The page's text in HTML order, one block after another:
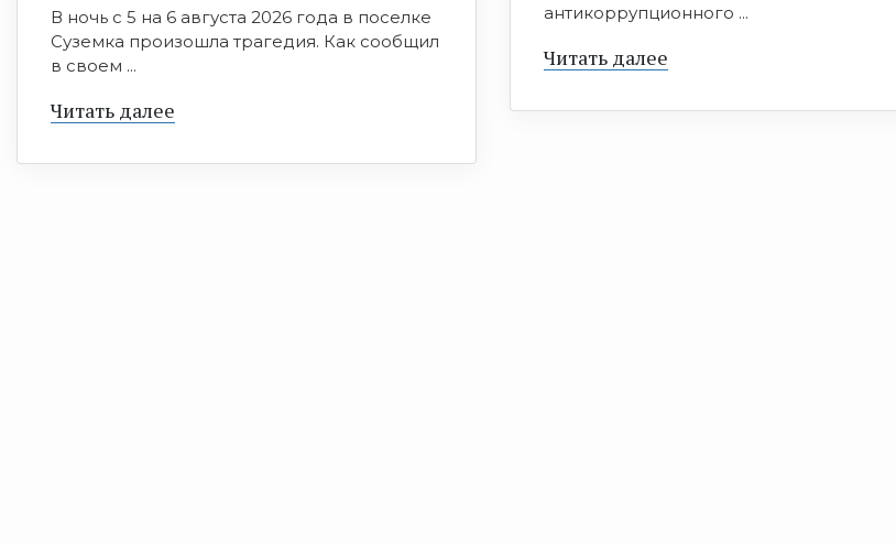
В ночь с 5 на 6 августа 2026 года в поселке
Суземка произошла трагедия. Как сообщил
в своем ...
Читать далее
антикоррупционного ...
Читать далее